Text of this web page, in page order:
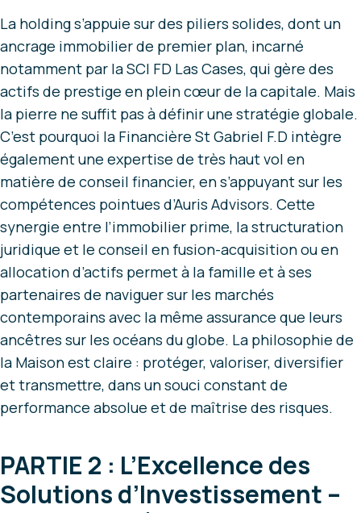
La holding s’appuie sur des piliers solides, dont un
ancrage immobilier de premier plan, incarné
notamment par la SCI FD Las Cases, qui gère des
actifs de prestige en plein cœur de la capitale. Mais
la pierre ne suffit pas à définir une stratégie globale.
C’est pourquoi la Financière St Gabriel F.D intègre
également une expertise de très haut vol en
matière de conseil financier, en s’appuyant sur les
compétences pointues d’Auris Advisors. Cette
synergie entre l’immobilier prime, la structuration
juridique et le conseil en fusion-acquisition ou en
allocation d’actifs permet à la famille et à ses
partenaires de naviguer sur les marchés
contemporains avec la même assurance que leurs
ancêtres sur les océans du globe. La philosophie de
la Maison est claire : protéger, valoriser, diversifier
et transmettre, dans un souci constant de
performance absolue et de maîtrise des risques.
PARTIE 2 : L’Excellence des
Solutions d’Investissement –